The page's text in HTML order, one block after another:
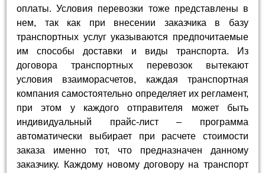
оплаты. Условия перевозки тоже представлены в
нем, так как при внесении заказчика в базу
транспортных услуг указываются предпочитаемые
им способы доставки и виды транспорта. Из
договора транспортных перевозок вытекают
условия взаиморасчетов, каждая транспортная
компания самостоятельно определяет их регламент,
при этом у каждого отправителя может быть
индивидуальный прайс-лист – программа
автоматически выбирает при расчете стоимости
заказа именно тот, что предназначен данному
заказчику. Каждому новому договору на транспорт